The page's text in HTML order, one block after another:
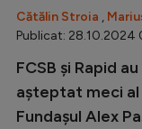
Cătălin Stroia ,
Publicat:
FCSB și Rapid
așteptat meci al
Fundașul Alex